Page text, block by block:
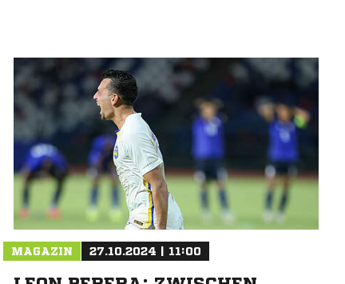
MAGAZIN 27.10.2024 | 11:00